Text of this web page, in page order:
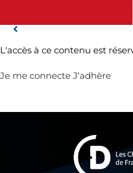
L'accès à ce contenu est
Je me connecte J'adhère